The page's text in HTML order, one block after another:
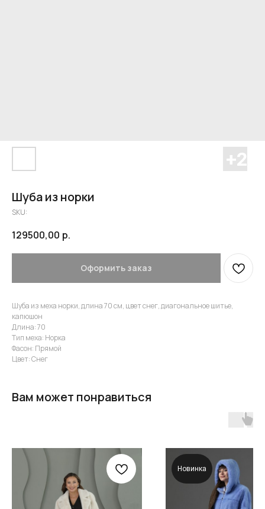
Шуба из норки
SKU:
129500,00 р.
Оформить заказ
Шуба из меха норки, длина 70 см, цвет снег, диагональное шитье,
капюшон
Длина: 70
Тип меха: Норка
Фасон: Прямой
Цвет: Снег
Вам может понравиться
Новинка